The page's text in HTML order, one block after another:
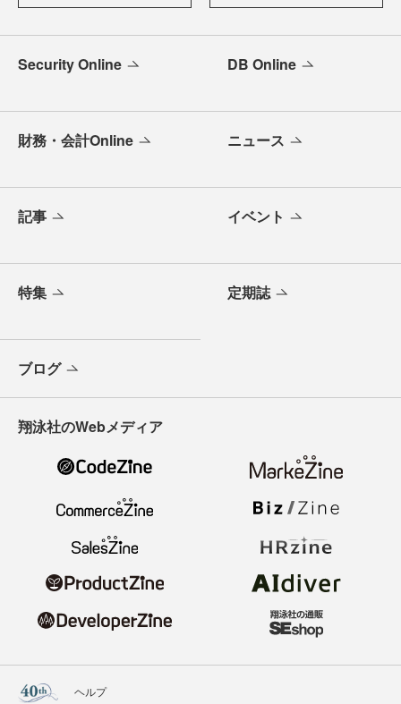
Security Online DB Online
財務・会計Online ニュース
記事 イベント
特集 定期誌
ブログ
翔泳社のWebメディア
ヘルプ